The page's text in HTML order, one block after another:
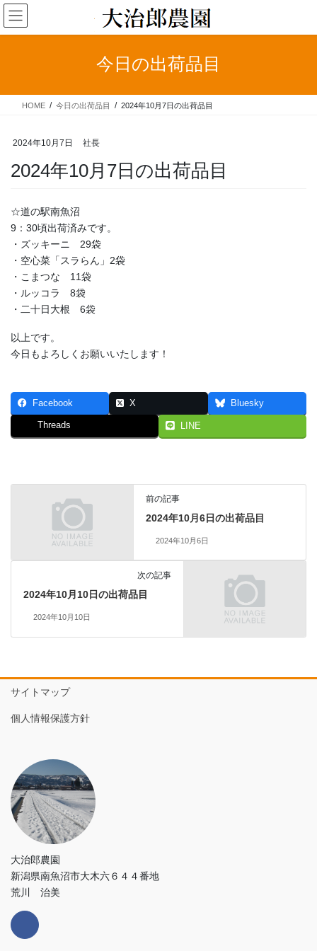
コ
ン
テ
ス
ナ
ビ
ゲ
ン
今日の出荷品目
HOME 今日の出荷品目 2024年10月7日の出荷品目
2024年10月7日 社長
2024年10月7日の出荷品目
☆道の駅南魚沼
9：30頃出荷済みです。
・ズッキーニ 29袋
・空心菜「スラらん」2袋
・こまつな 11袋
・ルッコラ 8袋
・二十日大根 6袋
以上です。
今日もよろしくお願いいたします！
Facebook X Bluesky
Threads LINE
前の記事
2024年10月6日の出荷品目
2024年10月6日
次の記事
2024年10月10日の出荷品目
2024年10月10日
サイトマップ
個人情報保護方針
大治郎農園
新潟県南魚沼市大木六６４４番地
荒川 治美